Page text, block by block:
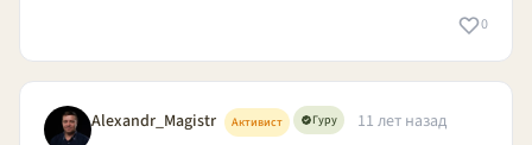
0
Alexandr_Magistr Активист Гуру
11 лет назад